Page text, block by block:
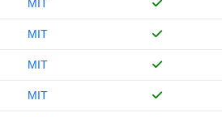
MIT
MIT
MIT
MIT